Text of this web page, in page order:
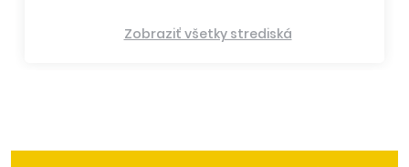
Zobraziť všetky strediská